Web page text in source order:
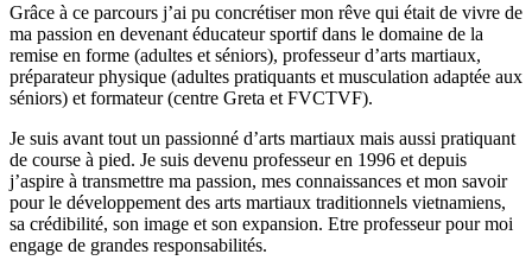
Grâce à ce parcours j’ai pu concrétiser mon rêve qui était de vivre de
ma passion en devenant éducateur sportif dans le domaine de la
remise en forme (adultes et séniors), professeur d’arts martiaux,
préparateur physique (adultes pratiquants et musculation adaptée aux
séniors) et formateur (centre Greta et FVCTVF).
Je suis avant tout un passionné d’arts martiaux mais aussi pratiquant
de course à pied. Je suis devenu professeur en 1996 et depuis
j’aspire à transmettre ma passion, mes connaissances et mon savoir
pour le développement des arts martiaux traditionnels vietnamiens,
sa crédibilité, son image et son expansion. Etre professeur pour moi
engage de grandes responsabilités.